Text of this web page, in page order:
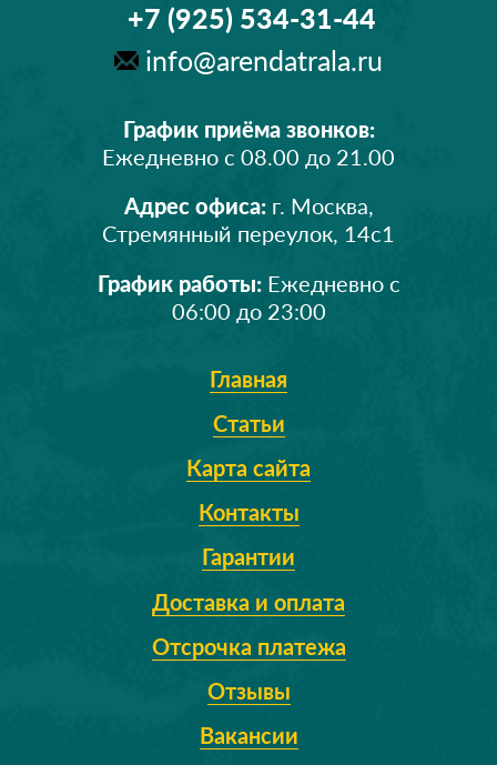
Главная
Статьи
Карта сайта
Контакты
Гарантии
Доставка и оплата
Отсрочка платежа
Отзывы
Вакансии
График приёма звонков:
Ежедневно с 08.00 до 21.00
Адрес офиса:г. Москва,
Стремянный переулок, 14с1
График работы:Ежедневно с
06:00 до 23:00
+7 (925) 534-31-44
info@arendatrala.ru